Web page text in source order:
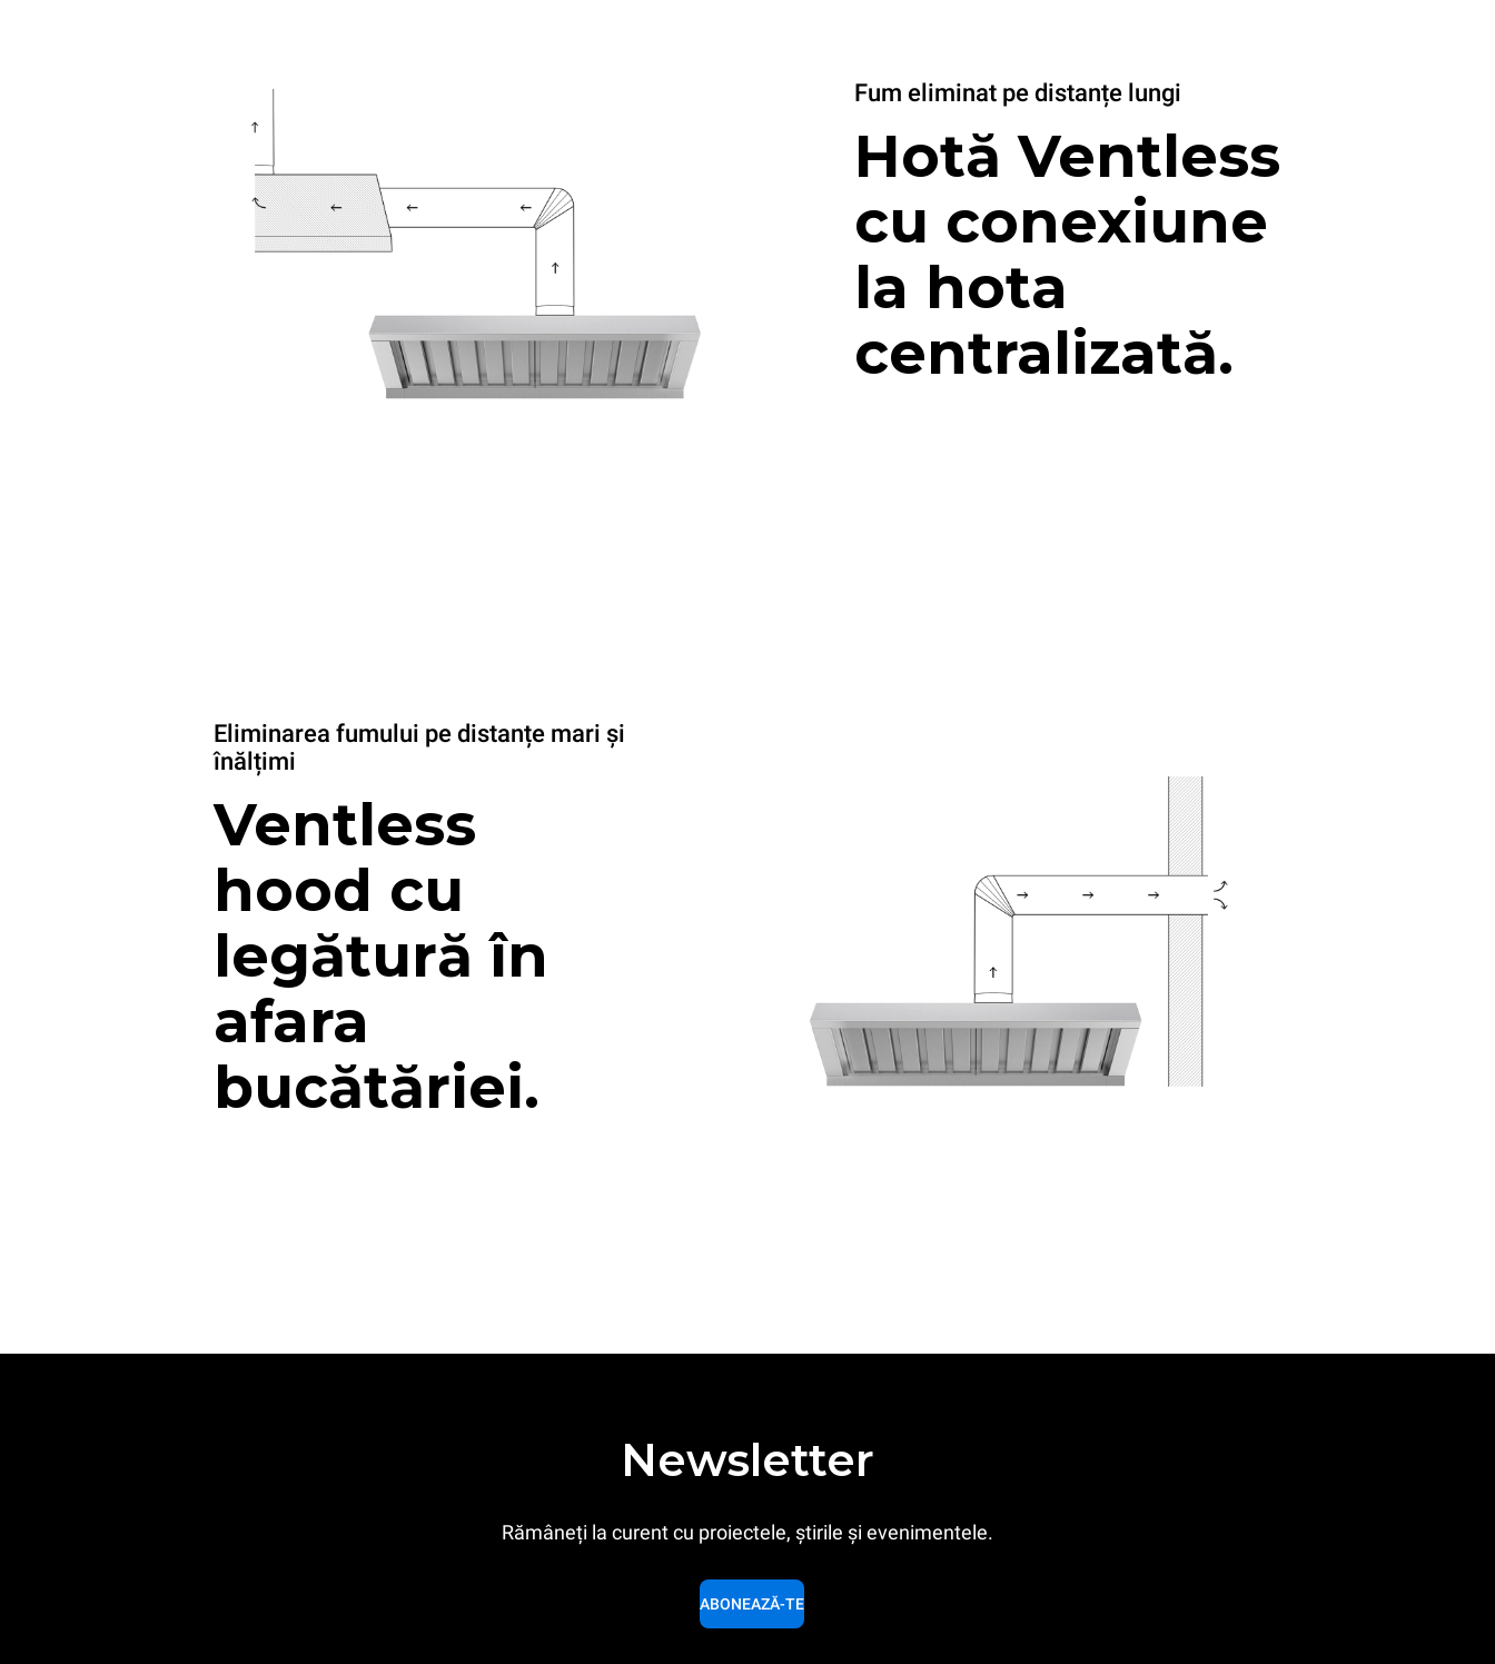
Fum eliminat pe distanțe lungi
Hotă Ventless
cu conexiune
la hota
centralizată.
Eliminarea fumului pe distanțe mari și
înălțimi
Ventless
hood cu
legătură în
afara
bucătăriei.
Newsletter
Rămâneți la curent cu proiectele, știrile și evenimentele.
ABONEAZĂ-TE